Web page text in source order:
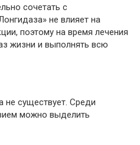
сочетать с
не влияет на
поэтому на время лечения
жизни и выполнять всю
не существует. Среди
можно выделить